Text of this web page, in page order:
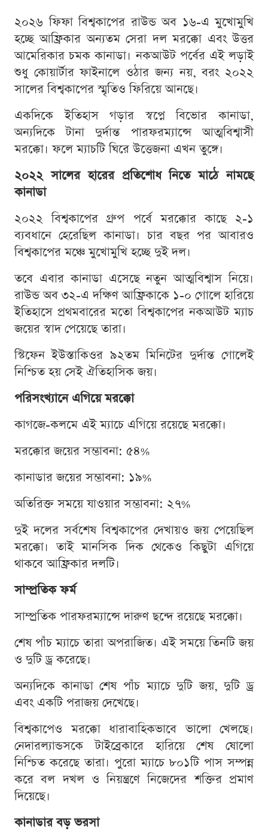
২০২৬ ফিফা বিশ্বকাপের রাউন্ড অব ১৬-এ মুখোমুখি
হচ্ছে আফ্রিকার অন্যতম সেরা দল মরক্কো এবং উত্তর
আমেরিকার চমক কানাডা। নকআউট পর্বের এই লড়াই
শুধু কোয়ার্টার ফাইনালে ওঠার জন্য নয়, বরং ২০২২
সালের বিশ্বকাপের স্মৃতিও ফিরিয়ে আনছে।
একদিকে ইতিহাস গড়ার স্বপ্নে বিভোর কানাডা,
অন্যদিকে টানা দুর্দান্ত পারফরম্যান্সে আত্মবিশ্বাসী
মরক্কো। ফলে ম্যাচটি ঘিরে উত্তেজনা এখন তুঙ্গে।
২০২২ সালের হারের প্রতিশোধ নিতে মাঠে নামছে
কানাডা
২০২২ বিশ্বকাপের গ্রুপ পর্বে মরক্কোর কাছে ২-১
ব্যবধানে হেরেছিল কানাডা। চার বছর পর আবারও
বিশ্বকাপের মঞ্চে মুখোমুখি হচ্ছে দুই দল।
তবে এবার কানাডা এসেছে নতুন আত্মবিশ্বাস নিয়ে।
রাউন্ড অব ৩২-এ দক্ষিণ আফ্রিকাকে ১-০ গোলে হারিয়ে
ইতিহাসে প্রথমবারের মতো বিশ্বকাপের নকআউট ম্যাচ
জয়ের স্বাদ পেয়েছে তারা।
স্টিফেন ইউস্তাকিওর ৯২তম মিনিটের দুর্দান্ত গোলেই
নিশ্চিত হয় সেই ঐতিহাসিক জয়।
পরিসংখ্যানে এগিয়ে মরক্কো
কাগজে-কলমে এই ম্যাচে এগিয়ে রয়েছে মরক্কো।
মরক্কোর জয়ের সম্ভাবনা: ৫৪%
কানাডার জয়ের সম্ভাবনা: ১৯%
অতিরিক্ত সময়ে যাওয়ার সম্ভাবনা: ২৭%
দুই দলের সর্বশেষ বিশ্বকাপের দেখায়ও জয় পেয়েছিল
মরক্কো। তাই মানসিক দিক থেকেও কিছুটা এগিয়ে
থাকবে আফ্রিকার দলটি।
সাম্প্রতিক ফর্ম
সাম্প্রতিক পারফরম্যান্সে দারুণ ছন্দে রয়েছে মরক্কো।
শেষ পাঁচ ম্যাচে তারা অপরাজিত। এই সময়ে তিনটি জয়
ও দুটি ড্র করেছে।
অন্যদিকে কানাডা শেষ পাঁচ ম্যাচে দুটি জয়, দুটি ড্র
এবং একটি পরাজয় দেখেছে।
বিশ্বকাপেও মরক্কো ধারাবাহিকভাবে ভালো খেলছে।
নেদারল্যান্ডসকে টাইব্রেকারে হারিয়ে শেষ ষোলো
নিশ্চিত করেছে তারা। পুরো ম্যাচে ৮০১টি পাস সম্পন্ন
করে বল দখল ও নিয়ন্ত্রণে নিজেদের শক্তির প্রমাণ
দিয়েছে।
কানাডার বড় ভরসা